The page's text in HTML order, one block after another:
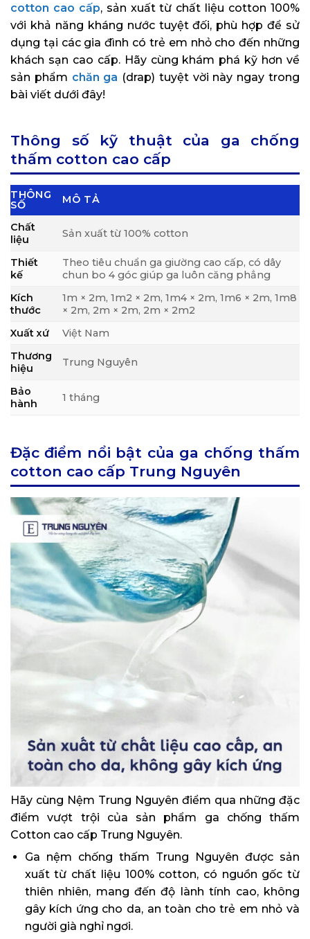
cotton cao cấp, sản xuất từ chất liệu cotton 100%
với khả năng kháng nước tuyệt đối, phù hợp để sử
dụng tại các gia đình có trẻ em nhỏ cho đến những
khách sạn cao cấp. Hãy cùng khám phá kỹ hơn về
sản phẩm chăn ga (drap) tuyệt vời này ngay trong
bài viết dưới đây!
Thông số kỹ thuật của ga chống
thấm cotton cao cấp
THÔNG
SỐ
MÔ TẢ
Chất
liệu
Sản xuất từ 100% cotton
Thiết
kế
Theo tiêu chuẩn ga giường cao cấp, có dây
chun bo 4 góc giúp ga luôn căng phẳng
Kích
thước
1m × 2m, 1m2 × 2m, 1m4 × 2m, 1m6 × 2m, 1m8
× 2m, 2m × 2m, 2m × 2m2
Xuất xứ
Việt Nam
Thương
hiệu
Trung Nguyên
Bảo
hành
1 tháng
Đặc điểm nổi bật của ga chống thấm
cotton cao cấp Trung Nguyên
Hãy cùng Nệm Trung Nguyên điểm qua những đặc
điểm vượt trội của sản phẩm ga chống thấm
Cotton cao cấp Trung Nguyên.
Ga nệm chống thấm Trung Nguyên được sản
xuất từ chất liệu 100% cotton, có nguồn gốc từ
thiên nhiên, mang đến độ lành tính cao, không
gây kích ứng cho da, an toàn cho trẻ em nhỏ và
người già nghỉ ngơi.